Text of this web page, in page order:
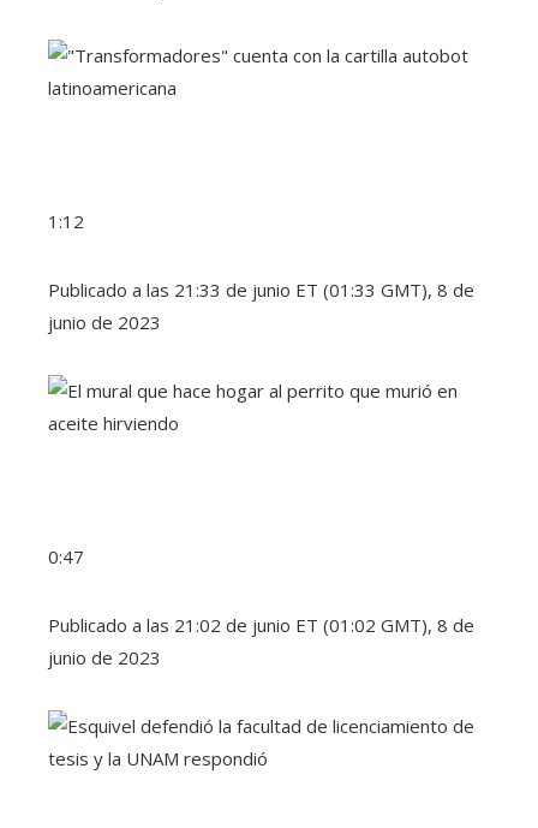
1:12
Publicado a las 21:33 de junio ET (01:33 GMT), 8 de
junio de 2023
0:47
Publicado a las 21:02 de junio ET (01:02 GMT), 8 de
junio de 2023